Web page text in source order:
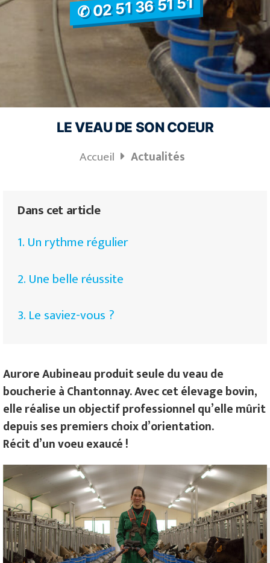
✆ 02 51 36 51 51
LE VEAU DE SON COEUR
Accueil Actualités
Dans cet article
1. Un rythme régulier
2. Une belle réussite
3. Le saviez-vous ?
Aurore Aubineau produit seule du veau de
boucherie à Chantonnay. Avec cet élevage bovin,
elle réalise un objectif professionnel qu’elle mûrit
depuis ses premiers choix d’orientation.
Récit d’un voeu exaucé !